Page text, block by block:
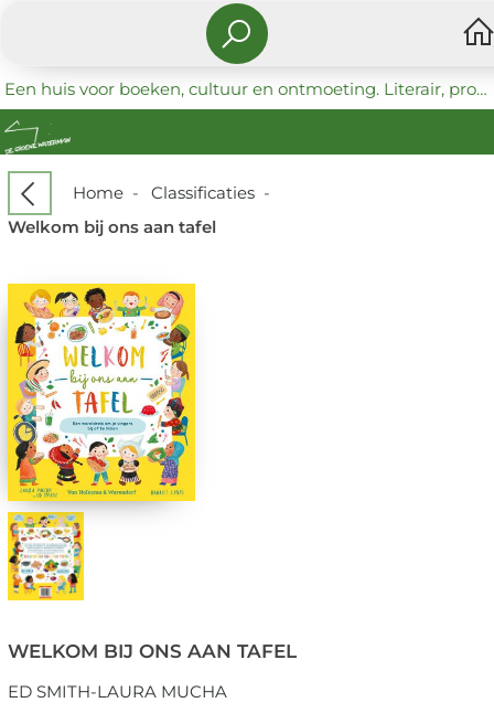
Een huis voor boeken, cultuur en ontmoeting. Literair, progressief en coöperatief.
Home- Classificaties-
Welkom bij ons aan tafel
WELKOM BIJ ONS AAN TAFEL
ED SMITH-LAURA MUCHA